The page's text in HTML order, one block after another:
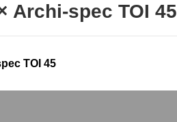
Archi-spec TOI 45
TOI 45